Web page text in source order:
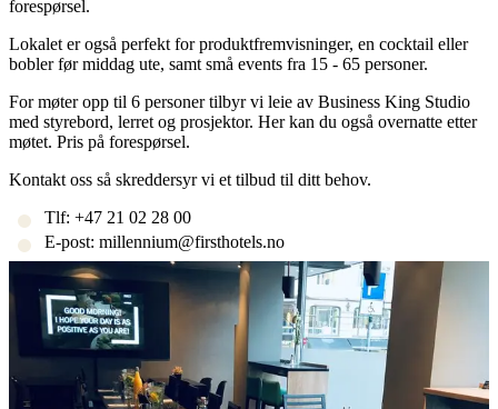
forespørsel.
Lokalet er også perfekt for produktfremvisninger, en cocktail eller
bobler før middag ute, samt små events fra 15 - 65 personer.
For møter opp til 6 personer tilbyr vi leie av Business King Studio
med styrebord, lerret og prosjektor. Her kan du også overnatte etter
møtet. Pris på forespørsel.
Kontakt oss så skreddersyr vi et tilbud til ditt behov.
Tlf: +47 21 02 28 00
E-post: millennium@firsthotels.no